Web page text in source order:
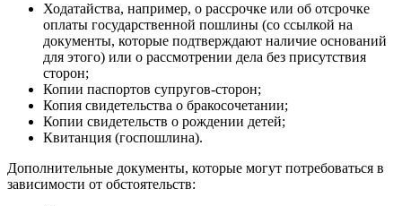
Ходатайства, например, о рассрочке или об отсрочке
оплаты государственной пошлины (со ссылкой на
документы, которые подтверждают наличие оснований
для этого) или о рассмотрении дела без присутствия
сторон;
Копии паспортов супругов-сторон;
Копия свидетельства о бракосочетании;
Копии свидетельств о рождении детей;
Квитанция (госпошлина).
Дополнительные документы, которые могут потребоваться в
зависимости от обстоятельств: